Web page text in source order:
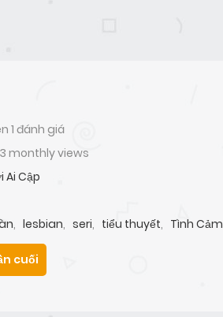
1 đánh giá
monthly views
Ai Cập
, lesbian, seri, tiểu thuyết, Tình Cảm
cuối